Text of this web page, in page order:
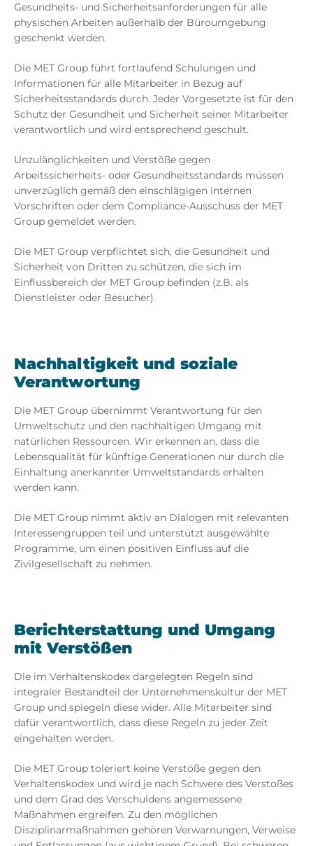
Gesundheits- und Sicherheitsanforderungen für alle
physischen Arbeiten außerhalb der Büroumgebung
geschenkt werden.
Die MET Group führt fortlaufend Schulungen und
Informationen für alle Mitarbeiter in Bezug auf
Sicherheitsstandards durch. Jeder Vorgesetzte ist für den
Schutz der Gesundheit und Sicherheit seiner Mitarbeiter
verantwortlich und wird entsprechend geschult.
Unzulänglichkeiten und Verstöße gegen
Arbeitssicherheits- oder Gesundheitsstandards müssen
unverzüglich gemäß den einschlägigen internen
Vorschriften oder dem Compliance-Ausschuss der MET
Group gemeldet werden.
Die MET Group verpflichtet sich, die Gesundheit und
Sicherheit von Dritten zu schützen, die sich im
Einflussbereich der MET Group befinden (z.B. als
Dienstleister oder Besucher).
Nachhaltigkeit und soziale
Verantwortung
Die MET Group übernimmt Verantwortung für den
Umweltschutz und den nachhaltigen Umgang mit
natürlichen Ressourcen. Wir erkennen an, dass die
Lebensqualität für künftige Generationen nur durch die
Einhaltung anerkannter Umweltstandards erhalten
werden kann.
Die MET Group nimmt aktiv an Dialogen mit relevanten
Interessengruppen teil und unterstützt ausgewählte
Programme, um einen positiven Einfluss auf die
Zivilgesellschaft zu nehmen.
Berichterstattung und Umgang
mit Verstößen
Die im Verhaltenskodex dargelegten Regeln sind
integraler Bestandteil der Unternehmenskultur der MET
Group und spiegeln diese wider. Alle Mitarbeiter sind
dafür verantwortlich, dass diese Regeln zu jeder Zeit
eingehalten werden.
Die MET Group toleriert keine Verstöße gegen den
Verhaltenskodex und wird je nach Schwere des Verstoßes
und dem Grad des Verschuldens angemessene
Maßnahmen ergreifen. Zu den möglichen
Disziplinarmaßnahmen gehören Verwarnungen, Verweise